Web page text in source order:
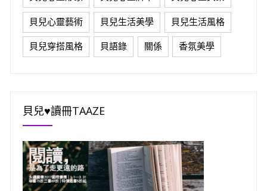
貝兒心靈藝術 貝兒生活美學 貝兒生活風格
貝兒穿搭風格 貝語錄 關係 香氛美學
貝兒♥讀冊TAAZE